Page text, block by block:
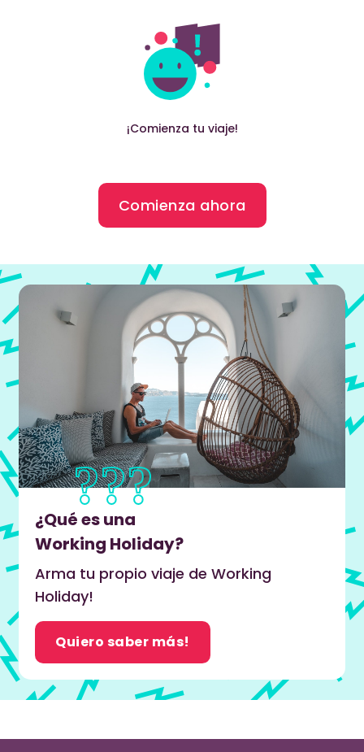
¡Comienza tu viaje!
Comienza ahora
¿Qué es una
Working Holiday?
Arma tu propio viaje de Working
Holiday!
Quiero saber más!